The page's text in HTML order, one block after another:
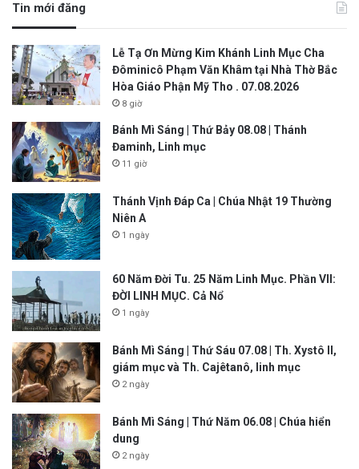
Tin mới đăng
Lễ Tạ Ơn Mừng Kim Khánh Linh Mục Cha
Đôminicô Phạm Văn Khâm tại Nhà Thờ Bắc
Hòa Giáo Phận Mỹ Tho . 07.08.2026
8 giờ
Bánh Mì Sáng | Thứ Bảy 08.08 | Thánh
Đaminh, Linh mục
11 giờ
Thánh Vịnh Đáp Ca | Chúa Nhật 19 Thường
Niên A
1 ngày
60 Năm Đời Tu. 25 Năm Linh Mục. Phần VII:
ĐỜI LINH MỤC. Cả Nổ
1 ngày
Bánh Mì Sáng | Thứ Sáu 07.08 | Th. Xystô II,
giám mục và Th. Cajêtanô, linh mục
2 ngày
Bánh Mì Sáng | Thứ Năm 06.08 | Chúa hiển
dung
2 ngày